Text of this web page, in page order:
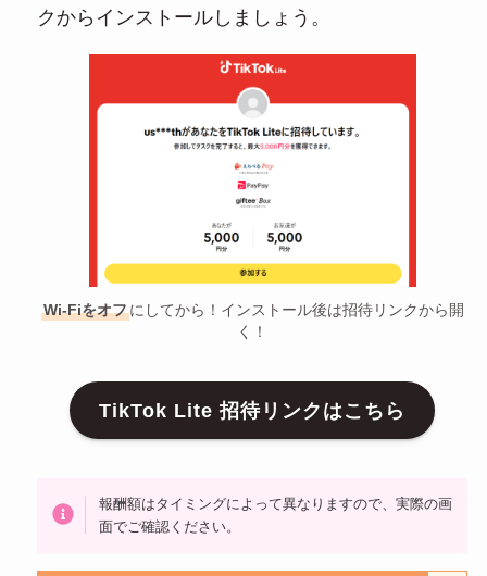
クからインストールしましょう。
Wi-Fiをオフにしてから！インストール後は招待リンクから開
く！
TikTok Lite 招待リンクはこちら
報酬額はタイミングによって異なりますので、実際の画
面でご確認ください。